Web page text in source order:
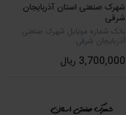
شهرک صنعتی استان آذربایجان
شرقی
بانک شماره موبایل شهرک صنعتی
آذربایجان شرقی
3,700,000 ریال